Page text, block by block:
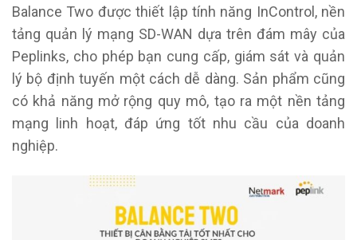
Balance Two được thiết lập tính năng InControl, nền
tảng quản lý mạng SD-WAN dựa trên đám mây của
Peplinks, cho phép bạn cung cấp, giám sát và quản
lý bộ định tuyến một cách dễ dàng. Sản phẩm cũng
có khả năng mở rộng quy mô, tạo ra một nền tảng
mạng linh hoạt, đáp ứng tốt nhu cầu của doanh
nghiệp.